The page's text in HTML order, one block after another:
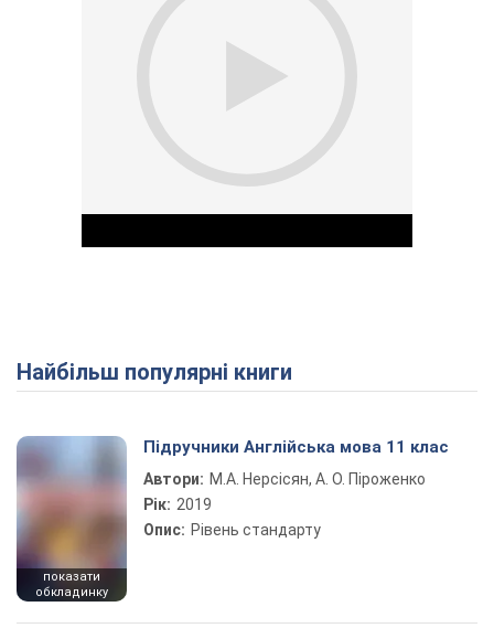
Play Video
Найбільш популярні книги
показати
обкладинку
Підручники Англійська мова 11 клас
Автори: М.А. Нерсісян, А. О. Піроженко
Рік: 2019
Опис: Рівень стандарту